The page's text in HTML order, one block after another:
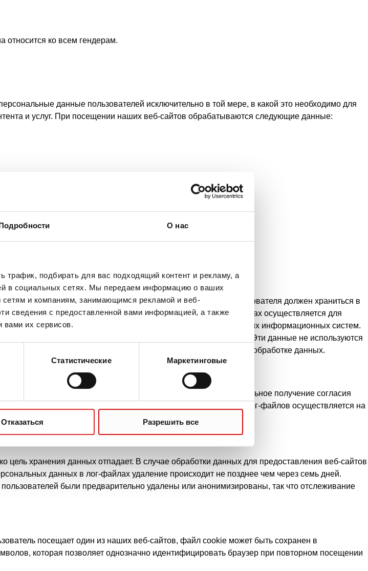
О нас
подбирать для вас подходящий контент и рекламу, а
в социальных сетях. Мы передаем информацию о ваших
и компаниям, занимающимся рекламой и веб-
сведения с предоставленной вами информацией, а также
вами их сервисов.
Статистические Маркетинговые
Отказаться Разрешить все
относится ко всем гендерам.
данные пользователей исключительно в той мере, в какой это необходимо для
и услуг. При посещении наших веб-сайтов обрабатываются следующие данные:
сайта на компьютер пользователя. Для этого IP-адрес пользователя должен храниться в
идентифицировать пользователя. Хранение в лог-файлах осуществляется для
наших веб-сайтов и обеспечения безопасности наших информационных систем.
целей и в объеме, необходимом для достижения этих целей. Эти данные не используются
В этом также заключается также наш законный интерес в обработке данных.
согласия. Исключение составляют случаи, когда предварительное получение согласия
с законодательными положениями. Хранение данных и лог-файлов осуществляется на
хранения данных отпадает. В случае обработки данных для предоставления веб-сайтов
данных в лог-файлах удаление происходит не позднее чем через семь дней.
были предварительно удалены или анонимизированы, так что отслеживание
посещает один из наших веб-сайтов, файл cookie может быть сохранен в
которая позволяет однозначно идентифицировать браузер при повторном посещении